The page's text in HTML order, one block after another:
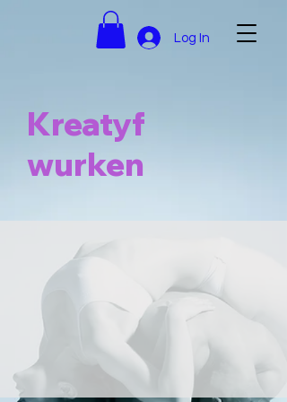
Log In
Kreatyf
wurken